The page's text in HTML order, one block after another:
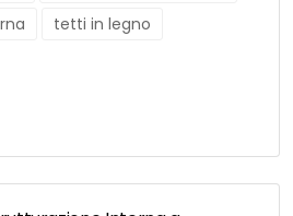
tetti in legno